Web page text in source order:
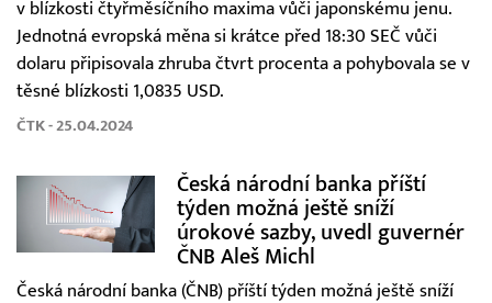
v blízkosti čtyřměsíčního maxima vůči japonskému jenu.
Jednotná evropská měna si krátce před 18:30 SEČ vůči
dolaru připisovala zhruba čtvrt procenta a pohybovala se v
těsné blízkosti 1,0835 USD.
ČTK - 25.04.2024
Česká národní banka příští
týden možná ještě sníží
úrokové sazby, uvedl guvernér
ČNB Aleš Michl
Česká národní banka (ČNB) příští týden možná ještě sníží